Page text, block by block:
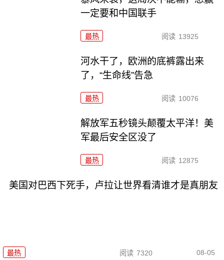
一定要和中国联手
最热 阅读 13925
河水干了，欧洲的底裤露出来
了，“生命线”告急
最热 阅读 10076
解放军五秒镜头颠覆太平洋！美
军最后安全区没了
最热 阅读 12875
美国对巴西下死手，卢拉让世界看清谁才是真朋友
最热 阅读 7320 08-05